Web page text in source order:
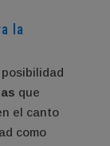
la
que
el canto
como